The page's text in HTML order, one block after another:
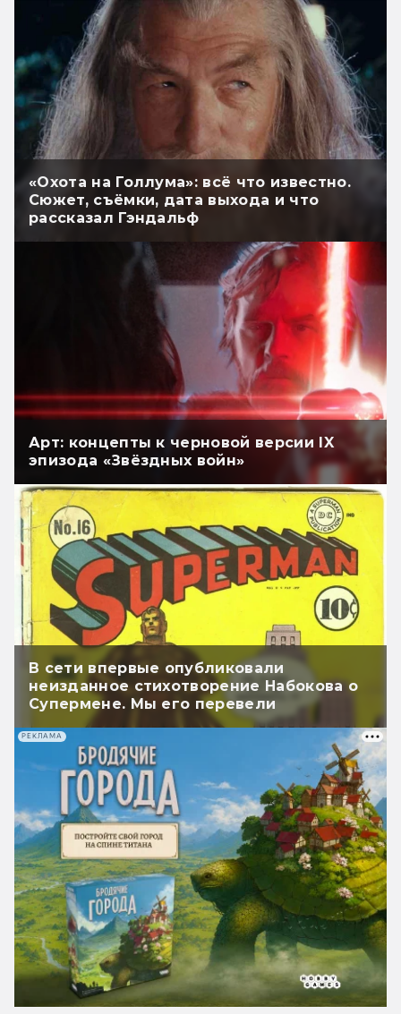
«Охота на Голлума»: всё что известно.
Сюжет, съёмки, дата выхода и что
рассказал Гэндальф
Арт: концепты к черновой версии IX
эпизода «Звёздных войн»
В сети впервые опубликовали
неизданное стихотворение Набокова о
Супермене. Мы его перевели
РЕКЛАМА